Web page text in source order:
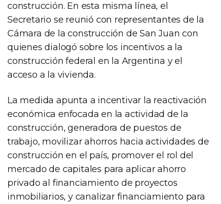
construcción. En esta misma línea, el
Secretario se reunió con representantes de la
Cámara de la construcción de San Juan con
quienes dialogó sobre los incentivos a la
construcción federal en la Argentina y el
acceso a la vivienda.
La medida apunta a incentivar la reactivación
económica enfocada en la actividad de la
construcción, generadora de puestos de
trabajo, movilizar ahorros hacia actividades de
construcción en el país, promover el rol del
mercado de capitales para aplicar ahorro
privado al financiamiento de proyectos
inmobiliarios, y canalizar financiamiento para